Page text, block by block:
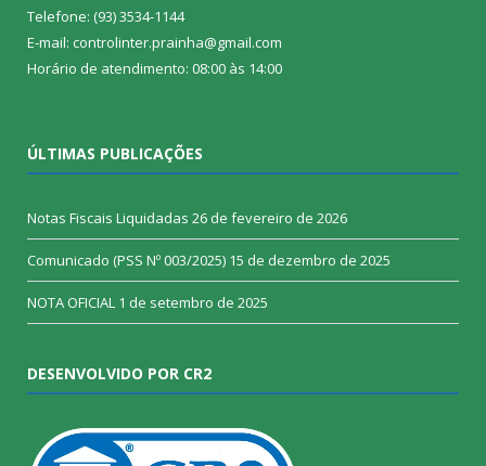
Telefone: (93) 3534-1144
E-mail: controlinter.prainha@gmail.com
Horário de atendimento: 08:00 às 14:00
ÚLTIMAS PUBLICAÇÕES
Notas Fiscais Liquidadas 26 de fevereiro de 2026
Comunicado (PSS Nº 003/2025) 15 de dezembro de 2025
NOTA OFICIAL 1 de setembro de 2025
DESENVOLVIDO POR CR2